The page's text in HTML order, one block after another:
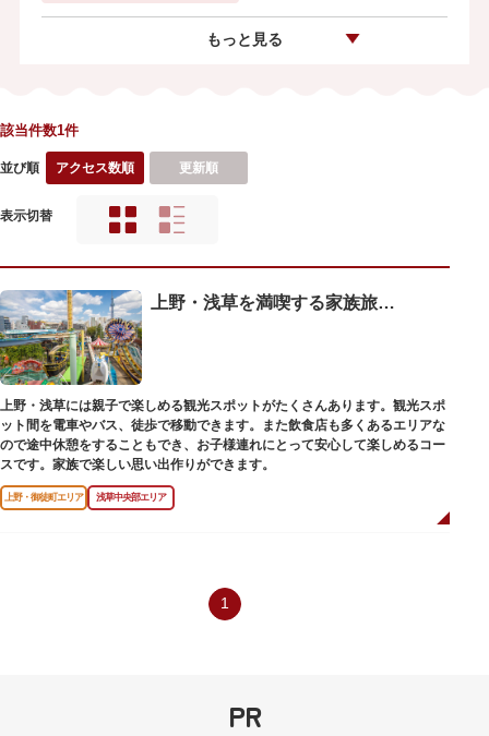
もっと見る
該当件数1件
並び順 アクセス数順 更新順
表示切替
上野・浅草を満喫する家族旅行プラン【徒歩＆バス・1泊2日】
上野・浅草には親子で楽しめる観光スポットがたくさんあります。観光スポ
ット間を電車やバス、徒歩で移動できます。また飲食店も多くあるエリアな
ので途中休憩をすることもでき、お子様連れにとって安心して楽しめるコー
スです。家族で楽しい思い出作りができます。
上野・御徒町エリア 浅草中央部エリア
1
PR